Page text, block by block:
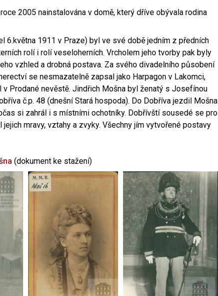
2005 nainstalována v domě, který dříve obývala rodina
6.května 1911 v Praze) byl ve své době jedním z předních
rolí i rolí veseloherních. Vrcholem jeho tvorby pak byly
vzhled a drobná postava. Za svého divadelního působení
se nesmazatelně zapsal jako Harpagon v Lakomci,
Prodané nevěstě. Jindřich Mošna byl ženatý s Josefínou
č.p. 48 (dnešní Stará hospoda). Do Dobříva jezdil Mošna
si zahrál i s místními ochotníky. Dobřívští sousedé se pro
mravy, vztahy a zvyky. Všechny jím vytvořené postavy
(dokument ke stažení)